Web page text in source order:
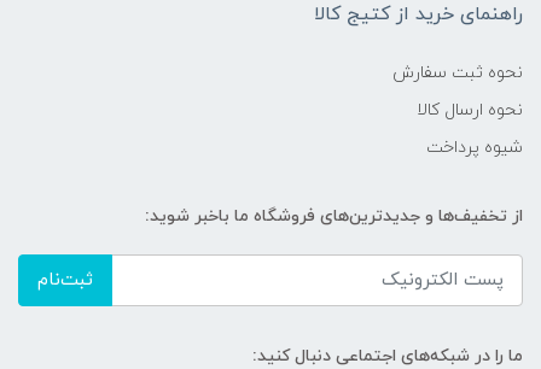
راهنمای خرید از کتیج کالا
نحوه ثبت سفارش
نحوه ارسال کالا
شیوه پرداخت
از تخفیف‌ها و جدیدترین‌های فروشگاه ما باخبر شوید:
ثبت‌نام
ما را در شبکه‌های اجتماعی دنبال کنید: